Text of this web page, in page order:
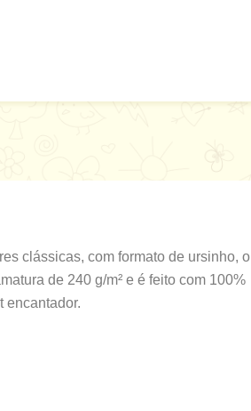
clássicas, com formato de ursinho, o
de 240 g/m² e é feito com 100%
encantador.